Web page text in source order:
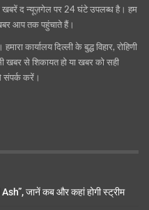
खबरें द न्यूज़गेल पर 24 घंटे उपलब्ध है। हम
आप तक पहुंचाते हैं।
कार्यालय दिल्ली के बुद्ध विहार, रोहिणी
खबर से शिकायत हो या खबर को सही
करें।
जानें कब और कहां होगी स्ट्रीम